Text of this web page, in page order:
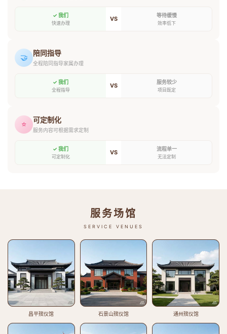
✓ 我们
快速办理
VS 等待缓慢
效率低下
🤝 陪同指导
全程陪同指导家属办理
✓ 我们
全程指导
VS 服务较少
项目既定
⭐ 可定制化
服务内容可根据需求定制
✓ 我们
可定制化
VS 流程单一
无法定制
服务场馆
SERVICE VENUES
昌平殡仪馆 石景山殡仪馆 通州殡仪馆